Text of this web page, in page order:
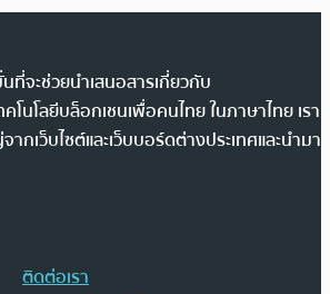
ที่จะช่วยนำเสนอสารเกี่ยวกับ
โนโลยีบล็อกเชนเพื่อคนไทย ในภาษาไทย เรา
กเว็บไซต์และเว็บบอร์ดต่างประเทศและนำมา
ติดต่อเรา